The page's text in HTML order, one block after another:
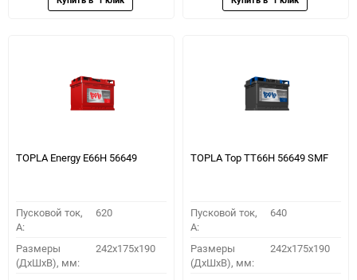
TOPLA Energy E66H 56649
Пусковой ток,
A:
620
Размеры
(ДхШхВ), мм:
242x175x190
TOPLA Top TT66H 56649 SMF
Пусковой ток,
A:
640
Размеры
(ДхШхВ), мм:
242x175x190